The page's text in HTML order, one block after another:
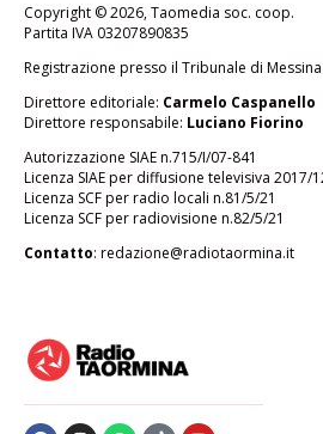
Copyright © 2026, Taomedia soc. coop.
Partita IVA 03207890835
Registrazione presso il Tribunale di
Direttore editoriale: Carmelo Caspanello
Direttore responsabile: Luciano Fiorino
Autorizzazione SIAE n.715/I/07-841
Licenza SIAE per diffusione televisiva 2017/
Licenza SCF per radio locali n.81/5/21
Licenza SCF per radiovisione n.82/5/21
Contatto: redazione@radiotaormina.it